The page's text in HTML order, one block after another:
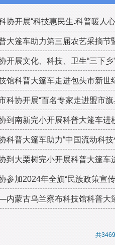
协开展“科技惠民生.科普暖人
大篷车助力第三届农艺采摘节
开展文化、科技、卫生“三下
馆科普大篷车走进包头市新世
科协开展“百名专家走进盟市旗
到南新完小开展科普大篷车进
科普大篷车助力“中国流动科
到大栗树完小开展科普大篷车
参加2024年全旗“民族政策宣
内蒙古乌兰察布科技馆科普大
共